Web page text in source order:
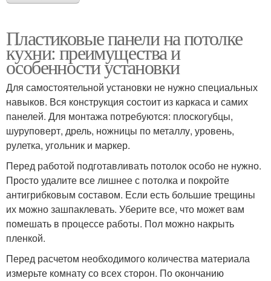
Пластиковые панели на потолке
кухни: преимущества и
особенности установки
Для самостоятельной установки не нужно специальных
навыков. Вся конструкция состоит из каркаса и самих
панелей. Для монтажа потребуются: плоскогубцы,
шуруповерт, дрель, ножницы по металлу, уровень,
рулетка, угольник и маркер.
Перед работой подготавливать потолок особо не нужно.
Просто удалите все лишнее с потолка и покройте
антигрибковым составом. Если есть большие трещины
их можно зашпаклевать. Уберите все, что может вам
помешать в процессе работы. Пол можно накрыть
пленкой.
Перед расчетом необходимого количества материала
измерьте комнату со всех сторон. По окончанию